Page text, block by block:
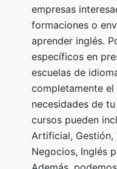
empresas
formaciones o
aprender inglés.
específicos en
escuelas de
completamente
necesidades de
cursos pueden
Artificial, Gestión,
Negocios, Inglés